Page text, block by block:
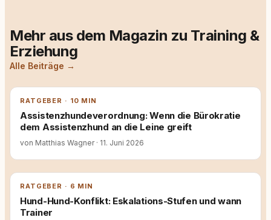
Mehr aus dem Magazin zu Training &
Erziehung
Alle Beiträge →
RATGEBER · 10 MIN
Assistenzhundeverordnung: Wenn die Bürokratie
dem Assistenzhund an die Leine greift
von Matthias Wagner · 11. Juni 2026
RATGEBER · 6 MIN
Hund-Hund-Konflikt: Eskalations-Stufen und wann
Trainer